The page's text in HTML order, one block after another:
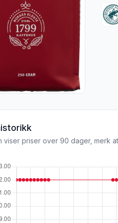
viser priser over 90 dager, merk